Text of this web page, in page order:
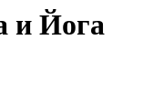
и Йога